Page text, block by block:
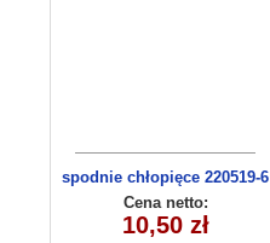
spodnie chłopięce 220519-6
(1- 4) 4 szt
Cena netto:
10,50 zł